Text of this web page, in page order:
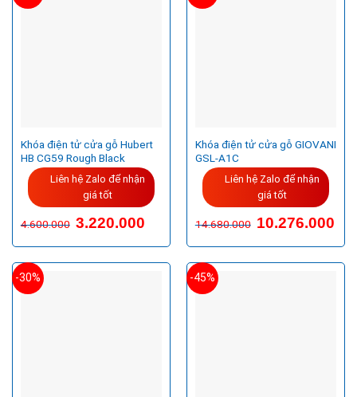
Khóa điện tử cửa gỗ Hubert
HB CG59 Rough Black
Liên hệ Zalo để nhận
giá tốt
4.600.000 3.220.000
Khóa điện tử cửa gỗ GIOVANI
GSL-A1C
Liên hệ Zalo để nhận
giá tốt
14.680.000 10.276.000
-30% -45%